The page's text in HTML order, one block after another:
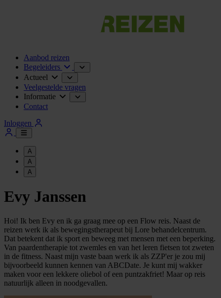
Aanbod reizen
Begeleiders
Actueel
Veelgestelde vragen
Informatie
Contact
Inloggen
A
A
A
Evy Janssen
Hoi! Ik ben Evy en ik ga graag mee op een Flow reis. Naast de
reizen werk ik als bewegingstherapeut bij Lore behandelcentrum.
Dat betekent dat ik sport en beweeg met mensen met een beperking.
Van paardentherapie tot zwemles en van het leren fietsen tot zweten
in de fitness. Naast mijn vaste baan werk ik als ZZP'er je zou mij
bijvoorbeeld kunnen kennen van ABCDate. Je kunt mij wakker
maken voor een lekkere oliebol of een puntzakfriet! Maar op reis
natuurlijk alleen in noodgevallen.